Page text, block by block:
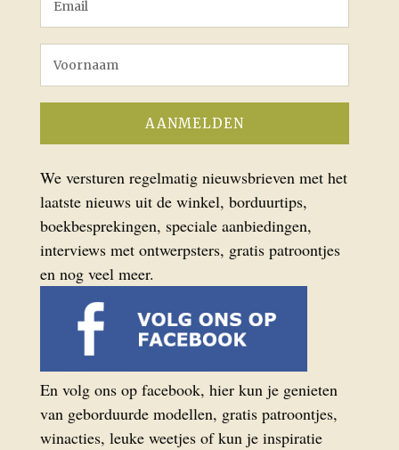
We versturen regelmatig nieuwsbrieven met het
laatste nieuws uit de winkel, borduurtips,
boekbesprekingen, speciale aanbiedingen,
interviews met ontwerpsters, gratis patroontjes
en nog veel meer.
En volg ons op facebook, hier kun je genieten
van geborduurde modellen, gratis patroontjes,
winacties, leuke weetjes of kun je inspiratie